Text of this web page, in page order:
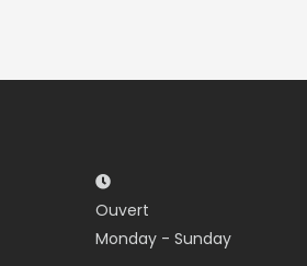
Ouvert
Monday - Sunday